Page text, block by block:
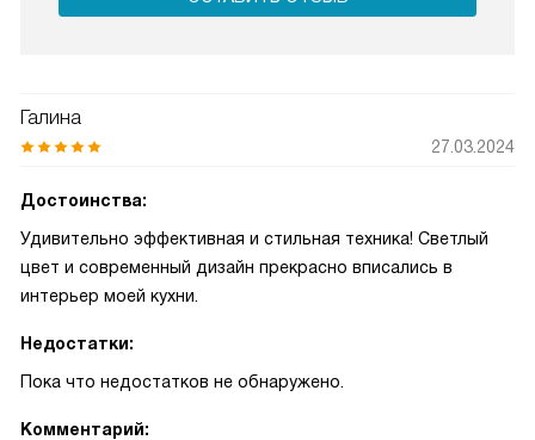
Галина
27.03.2024
Достоинства:
Удивительно эффективная и стильная техника! Светлый
цвет и современный дизайн прекрасно вписались в
интерьер моей кухни.
Недостатки:
Пока что недостатков не обнаружено.
Комментарий: